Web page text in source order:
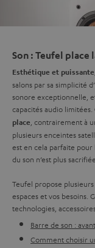
Son : Teufel place
Esthétique et puissante
salons par sa simplicité
sonore exceptionnelle,
capacités audio limitées.
place , contrairement à
plusieurs enceintes
est en cela parfaite pour
du son n’est plus
Teufel propose
espaces et vos besoins.
technologies,
Barre de son :
Comment choisir